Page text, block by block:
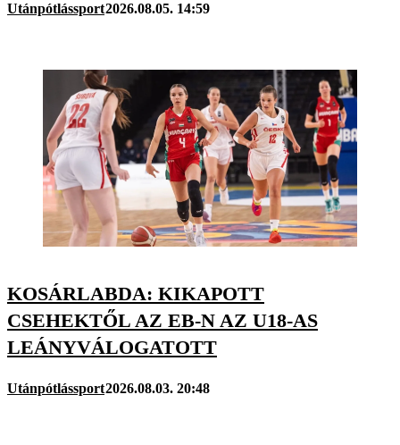
Utánpótlássport2026.08.05. 14:59
KOSÁRLABDA: KIKAPOTT
CSEHEKTŐL AZ EB-N AZ U18-AS
LEÁNYVÁLOGATOTT
Utánpótlássport2026.08.03. 20:48